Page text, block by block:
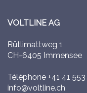
VOLTLINE AG
Rütlimattweg 1
CH-6405 Immensee
Téléphone +41 41
info@voltline.ch